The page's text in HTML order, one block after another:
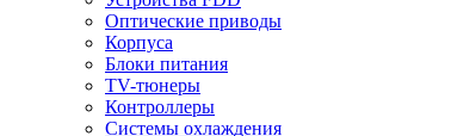
Оптические приводы
Корпуса
Блоки питания
TV-тюнеры
Контроллеры
Системы охлаждения